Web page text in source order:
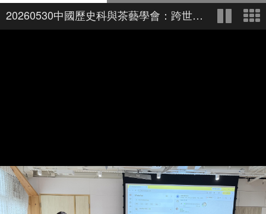
20260530中國歷史科與茶藝學會：跨世代茶敘 展長幼共融